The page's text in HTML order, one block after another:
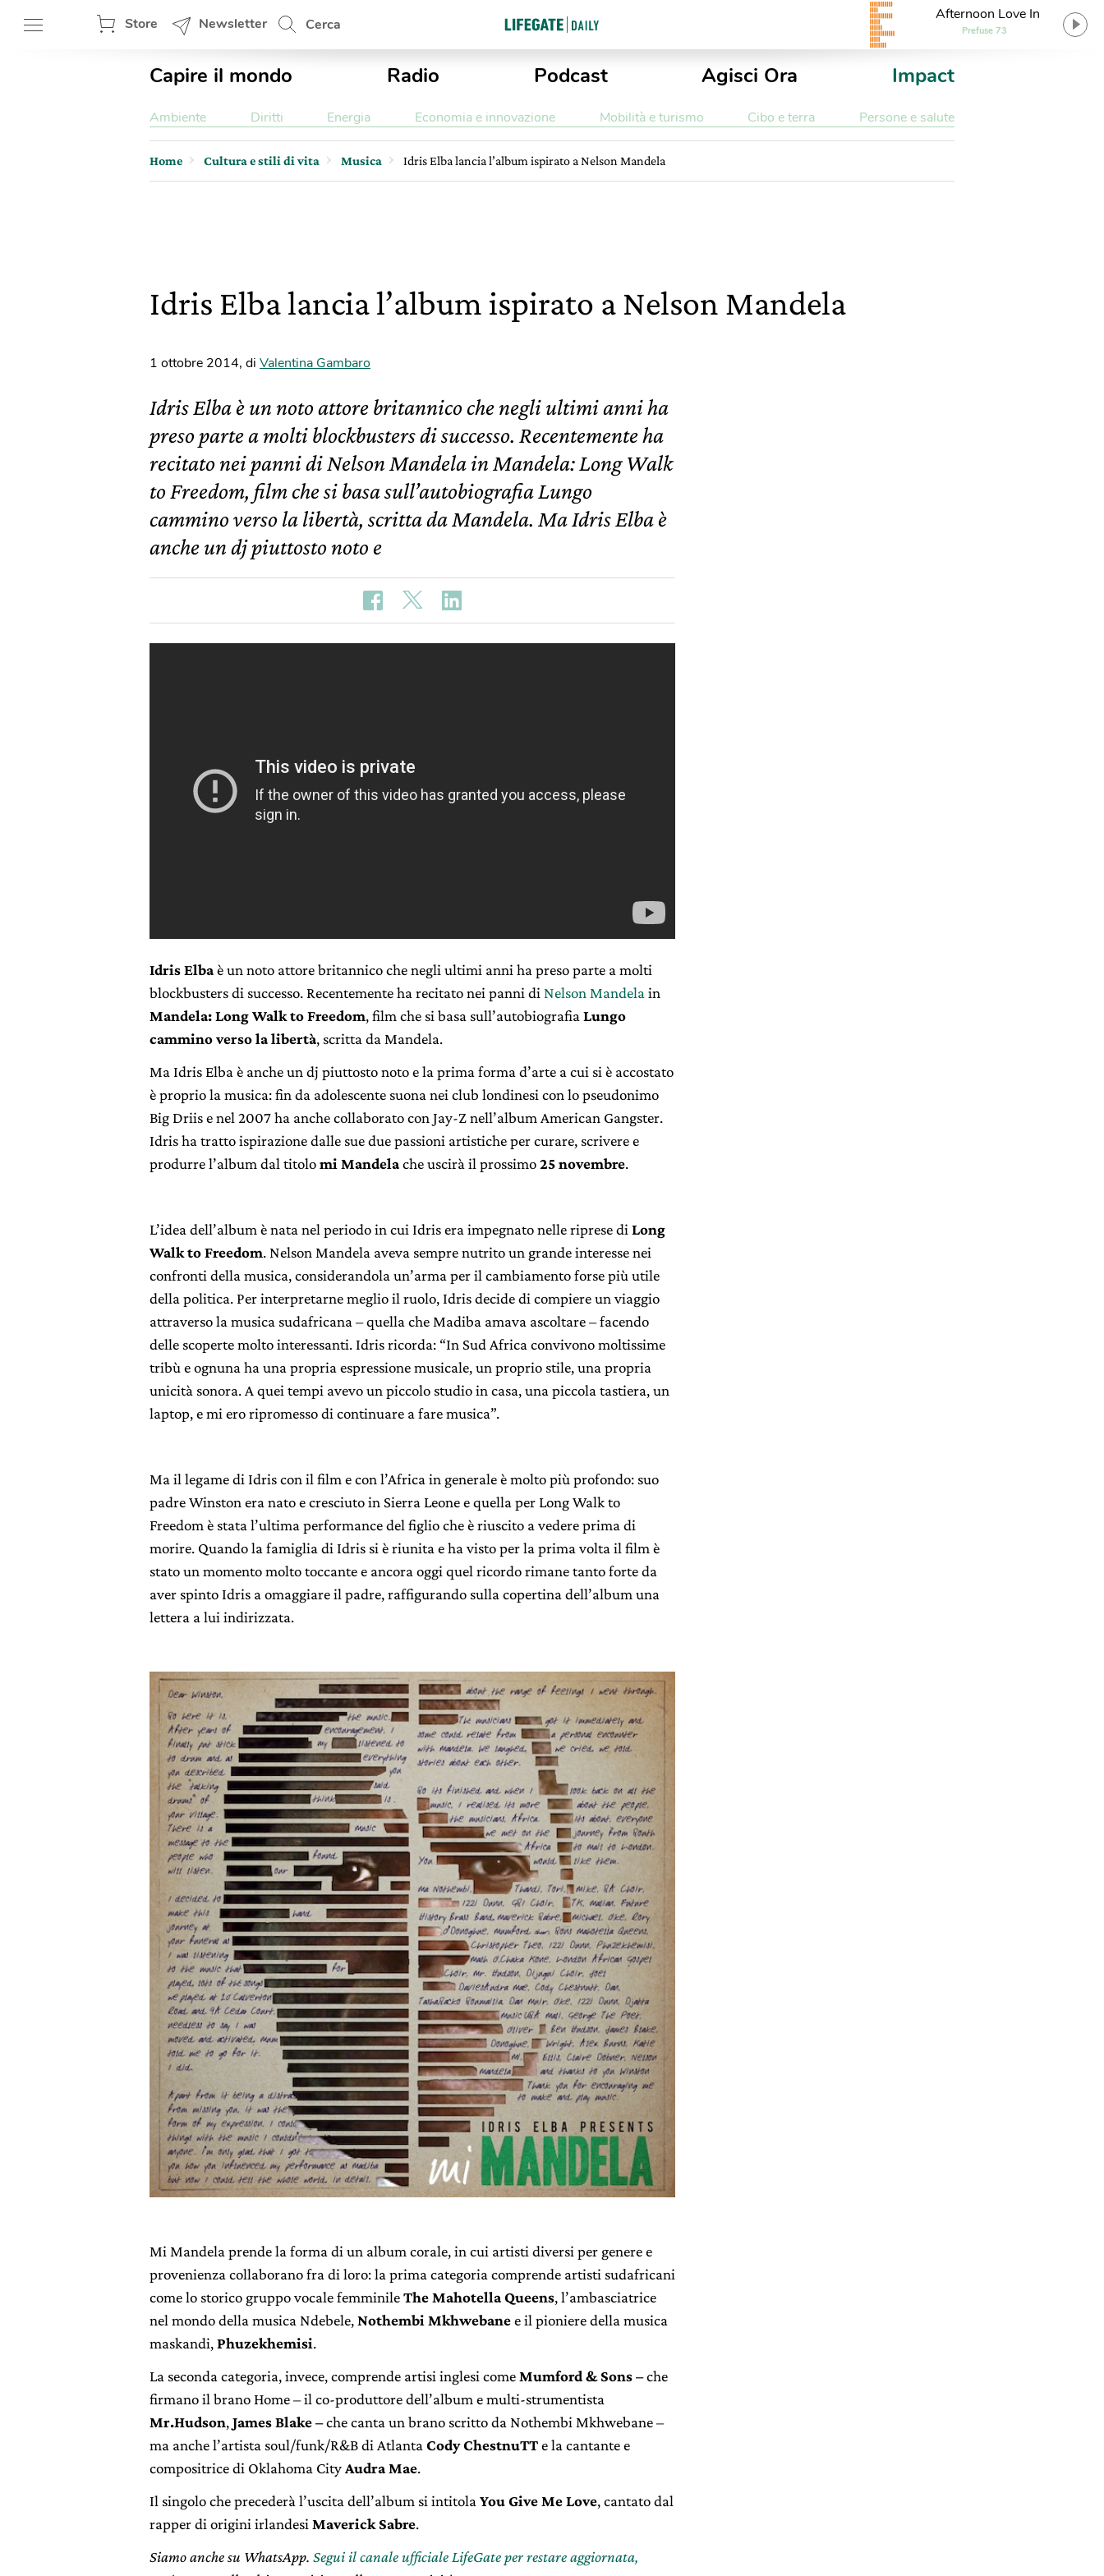
Store Newsletter Cerca
Afternoon Love In
Prefuse 73
Capire il mondo Radio Podcast Agisci Ora Impact
Ambiente Diritti Energia Economia e innovazione Mobilità e turismo Cibo e terra Persone e salute
Home Cultura e stili di vita Musica Idris Elba lancia l’album ispirato a Nelson Mandela
Idris Elba lancia l’album ispirato a Nelson Mandela
1 ottobre 2014, di Valentina Gambaro
Idris Elba è un noto attore britannico che negli ultimi anni ha
preso parte a molti blockbusters di successo. Recentemente ha
recitato nei panni di Nelson Mandela in Mandela: Long Walk
to Freedom, film che si basa sull’autobiografia Lungo
cammino verso la libertà, scritta da Mandela. Ma Idris Elba è
anche un dj piuttosto noto e
Idris Elbaè un noto attore britannico che negli ultimi anni ha preso parte a molti
blockbusters di successo. Recentemente ha recitato nei panni di Nelson Mandela in
Mandela: Long Walk to Freedom, film che si basa sull’autobiografia Lungo
cammino verso la libertà, scritta da Mandela.
Ma Idris Elba è anche un dj piuttosto noto e la prima forma d’arte a cui si è accostato
è proprio la musica: fin da adolescente suona nei club londinesi con lo pseudonimo
Big Driis e nel 2007 ha anche collaborato con Jay-Z nell’album American Gangster.
Idris ha tratto ispirazione dalle sue due passioni artistiche per curare, scrivere e
produrre l’album dal titolomi Mandelache uscirà il prossimo25 novembre.
L’idea dell’album è nata nel periodo in cui Idris era impegnato nelle riprese di Long
Walk to Freedom. Nelson Mandela aveva sempre nutrito un grande interesse nei
confronti della musica, considerandola un’arma per il cambiamento forse più utile
della politica. Per interpretarne meglio il ruolo, Idris decide di compiere un viaggio
attraverso la musica sudafricana – quella che Madiba amava ascoltare – facendo
delle scoperte molto interessanti. Idris ricorda: “In Sud Africa convivono moltissime
tribù e ognuna ha una propria espressione musicale, un proprio stile, una propria
unicità sonora. A quei tempi avevo un piccolo studio in casa, una piccola tastiera, un
laptop, e mi ero ripromesso di continuare a fare musica”.
Ma il legame di Idris con il film e con l’Africa in generale è molto più profondo: suo
padre Winston era nato e cresciuto in Sierra Leone e quella per Long Walk to
Freedom è stata l’ultima performance del figlio che è riuscito a vedere prima di
morire. Quando la famiglia di Idris si è riunita e ha visto per la prima volta il film è
stato un momento molto toccante e ancora oggi quel ricordo rimane tanto forte da
aver spinto Idris a omaggiare il padre, raffigurando sulla copertina dell’album una
lettera a lui indirizzata.
Mi Mandela prende la forma di un album corale, in cui artisti diversi per genere e
provenienza collaborano fra di loro: la prima categoria comprende artisti sudafricani
come lo storico gruppo vocale femminileThe Mahotella Queens, l’ambasciatrice
nel mondo della musica Ndebele,Nothembi Mkhwebanee il pioniere della musica
maskandi,Phuzekhemisi.
La seconda categoria, invece, comprende artisi inglesi comeMumford & Sons –che
firmano il brano Home – il co-produttore dell’album e multi-strumentista
Mr.Hudson,James Blake –che canta un brano scritto da Nothembi Mkhwebane –
ma anche l’artista soul/funk/R&B di Atlanta Cody ChestnuTTe la cantante e
compositrice di Oklahoma CityAudra Mae.
Il singolo che precederà l’uscita dell’album si intitola You Give Me Love, cantato dal
rapper di origini irlandesi Maverick Sabre.
Siamo anche su WhatsApp. Segui il canale ufficiale LifeGate per restare aggiornata,